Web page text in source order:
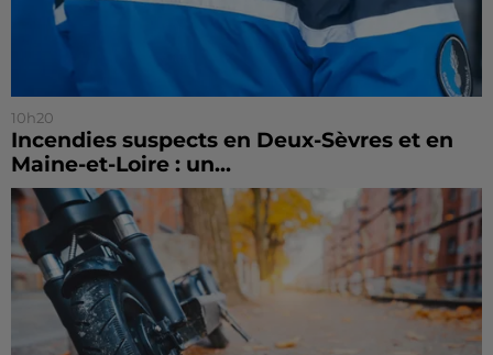
10h20
Incendies suspects en Deux-Sèvres et en
Maine-et-Loire : un...